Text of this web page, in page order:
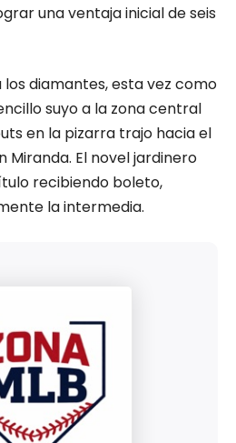
una ventaja inicial de seis
los diamantes, esta vez como
suyo a la zona central
en la pizarra trajo hacia el
Miranda. El novel jardinero
recibiendo boleto,
la intermedia.